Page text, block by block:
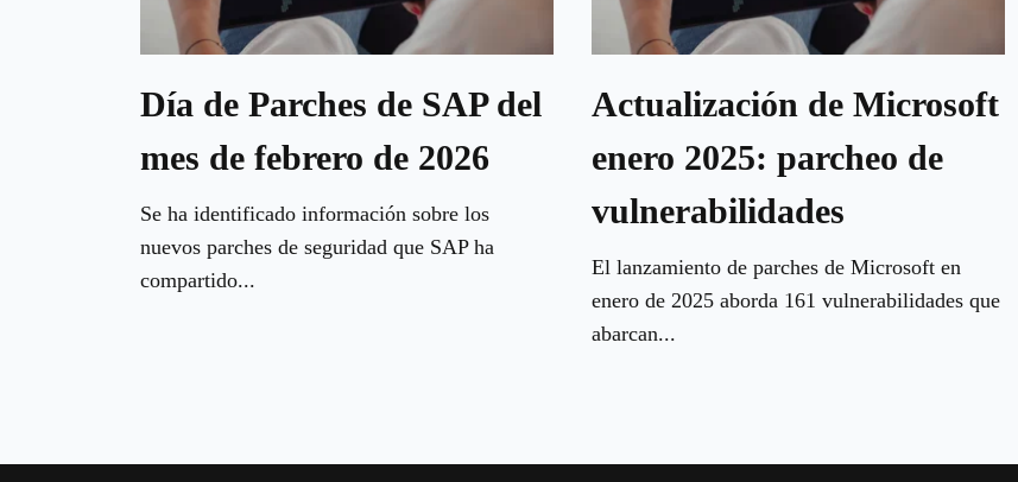
Día de Parches de SAP del
mes de febrero de 2026
Se ha identificado información sobre los
nuevos parches de seguridad que SAP ha
compartido...
Actualización de Microsoft
enero 2025: parcheo de
vulnerabilidades
El lanzamiento de parches de Microsoft en
enero de 2025 aborda 161 vulnerabilidades que
abarcan...